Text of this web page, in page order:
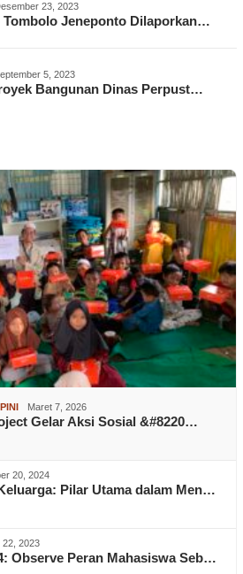
23, 2023
Tombolo Jeneponto Dilaporkan…
5, 2023
Bangunan Dinas Perpust…
Maret 7, 2026
Gelar Aksi Sosial &#8220…
20, 2024
Pilar Utama dalam Men…
22, 2023
Observe Peran Mahasiswa Seb…